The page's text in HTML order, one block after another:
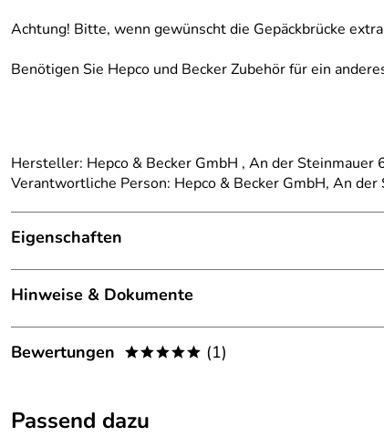
Achtung! Bitte, wenn gewünscht die Gepäckbrücke
Benötigen Sie Hepco und Becker Zubehör für ein
Hersteller: Hepco & Becker GmbH , An der
Verantwortliche Person: Hepco & Becker GmbH, An
Eigenschaften
Details
Kategorie:
Marke:
passend für:
Hinweise & Dokumente
Dokumente zum Download:
Bewertungen ***** (1)
5
Passend dazu